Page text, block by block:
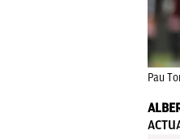
Pau